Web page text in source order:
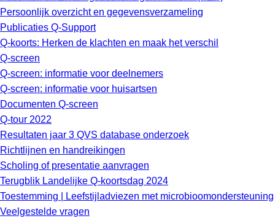
Persoonlijk overzicht en gegevensverzameling
Publicaties Q-Support
Q-koorts: Herken de klachten en maak het verschil
Q-screen
Q-screen: informatie voor deelnemers
Q-screen: informatie voor huisartsen
Documenten Q-screen
Q-tour 2022
Resultaten jaar 3 QVS database onderzoek
Richtlijnen en handreikingen
Scholing of presentatie aanvragen
Terugblik Landelijke Q-koortsdag 2024
Toestemming | Leefstijladviezen met microbioomondersteuning
Veelgestelde vragen